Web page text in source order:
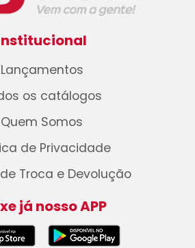
Lançamentos
os catálogos
Quem Somos
de Privacidade
Troca e Devolução
já nosso APP